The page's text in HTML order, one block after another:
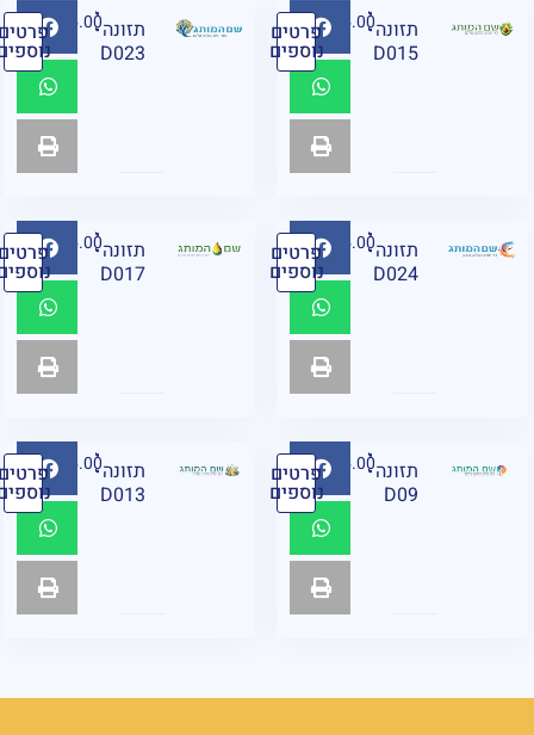
תזונה
D015
₪ 95.00 פרטים
נוספים
תזונה
D023
₪ 95.00 פרטים
נוספים
תזונה
D024
₪ 95.00 פרטים
נוספים
תזונה
D017
₪ 95.00 פרטים
נוספים
תזונה
D09
₪ 95.00 פרטים
נוספים
תזונה
D013
₪ 95.00 פרטים
נוספים